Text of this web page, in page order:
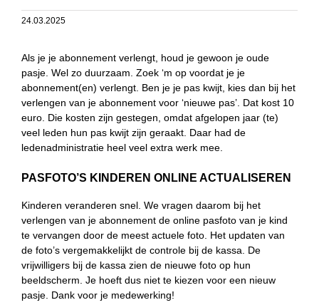
24.03.2025
Als je je abonnement verlengt, houd je gewoon je oude
pasje. Wel zo duurzaam. Zoek ‘m op voordat je je
abonnement(en) verlengt. Ben je je pas kwijt, kies dan bij het
verlengen van je abonnement voor ‘nieuwe pas’. Dat kost 10
euro. Die kosten zijn gestegen, omdat afgelopen jaar (te)
veel leden hun pas kwijt zijn geraakt. Daar had de
ledenadministratie heel veel extra werk mee.
PASFOTO’S KINDEREN ONLINE ACTUALISEREN
Kinderen veranderen snel. We vragen daarom bij het
verlengen van je abonnement de online pasfoto van je kind
te vervangen door de meest actuele foto. Het updaten van
de foto’s vergemakkelijkt de controle bij de kassa. De
vrijwilligers bij de kassa zien de nieuwe foto op hun
beeldscherm. Je hoeft dus niet te kiezen voor een nieuw
pasje. Dank voor je medewerking!